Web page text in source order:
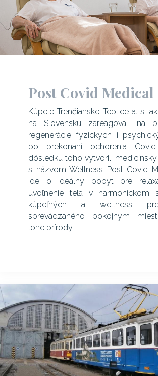
Post Covid Medical
Kúpele Trenčianske Teplice a. s.
na Slovensku zareagovali na
regenerácie fyzických i
po prekonaní ochorenia
dôsledku toho vytvorili
s názvom Wellness Post Covid
Ide o ideálny pobyt pre
uvoľnenie tela v harmonickom
kúpeľných a wellness
sprevádzaného pokojným
lone prírody.